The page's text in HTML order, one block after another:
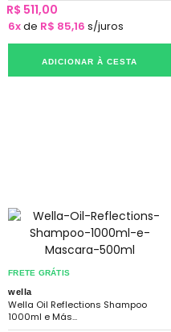
R$ 511,00
6xde R$ 85,16 s/juros
ADICIONAR À CESTA
FRETE GRÁTIS
wella
Wella Oil Reflections Shampoo
1000ml e Más...